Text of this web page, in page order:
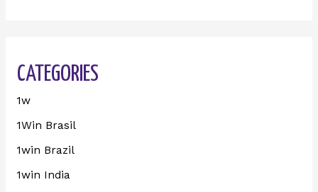
CATEGORIES
1w
1Win Brasil
1win Brazil
1win India